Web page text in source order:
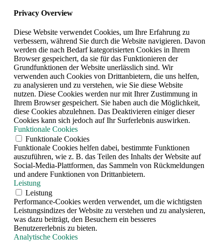
Privacy Overview
Diese Website verwendet Cookies, um Ihre Erfahrung zu
verbessern, während Sie durch die Website navigieren. Davon
werden die nach Bedarf kategorisierten Cookies in Ihrem
Browser gespeichert, da sie für das Funktionieren der
Grundfunktionen der Website unerlässlich sind. Wir
verwenden auch Cookies von Drittanbietern, die uns helfen,
zu analysieren und zu verstehen, wie Sie diese Website
nutzen. Diese Cookies werden nur mit Ihrer Zustimmung in
Ihrem Browser gespeichert. Sie haben auch die Möglichkeit,
diese Cookies abzulehnen. Das Deaktivieren einiger dieser
Cookies kann sich jedoch auf Ihr Surferlebnis auswirken.
Funktionale Cookies
Funktionale Cookies
Funktionale Cookies helfen dabei, bestimmte Funktionen
auszuführen, wie z. B. das Teilen des Inhalts der Website auf
Social-Media-Plattformen, das Sammeln von Rückmeldungen
und andere Funktionen von Drittanbietern.
Leistung
Leistung
Performance-Cookies werden verwendet, um die wichtigsten
Leistungsindizes der Website zu verstehen und zu analysieren,
was dazu beiträgt, den Besuchern ein besseres
Benutzererlebnis zu bieten.
Analytische Cookies